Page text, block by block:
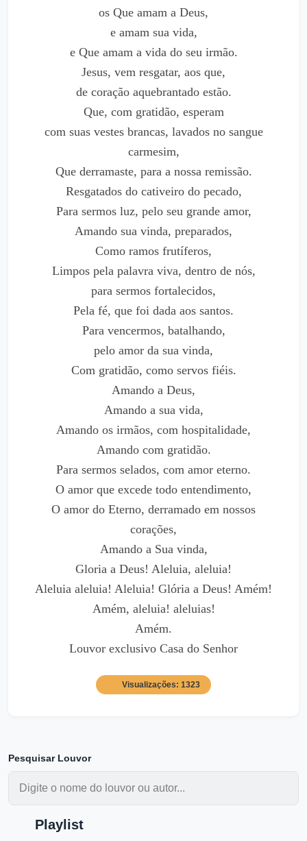
os Que amam a Deus,
e amam sua vida,
e Que amam a vida do seu irmão.
Jesus, vem resgatar, aos que,
de coração aquebrantado estão.
Que, com gratidão, esperam
com suas vestes brancas, lavados no sangue
carmesim,
Que derramaste, para a nossa remissão.
Resgatados do cativeiro do pecado,
Para sermos luz, pelo seu grande amor,
Amando sua vinda, preparados,
Como ramos frutíferos,
Limpos pela palavra viva, dentro de nós,
para sermos fortalecidos,
Pela fé, que foi dada aos santos.
Para vencermos, batalhando,
pelo amor da sua vinda,
Com gratidão, como servos fiéis.
Amando a Deus,
Amando a sua vida,
Amando os irmãos, com hospitalidade,
Amando com gratidão.
Para sermos selados, com amor eterno.
O amor que excede todo entendimento,
O amor do Eterno, derramado em nossos
corações,
Amando a Sua vinda,
Gloria a Deus! Aleluia, aleluia!
Aleluia aleluia! Aleluia! Glória a Deus! Amém!
Amém, aleluia! aleluias!
Amém.
Louvor exclusivo Casa do Senhor
Visualizações: 1323
Pesquisar Louvor
Playlist